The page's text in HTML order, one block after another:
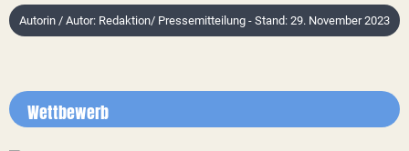
Autorin / Autor: Redaktion/ Pressemitteilung - Stand: 29. November 2023
Wettbewerb